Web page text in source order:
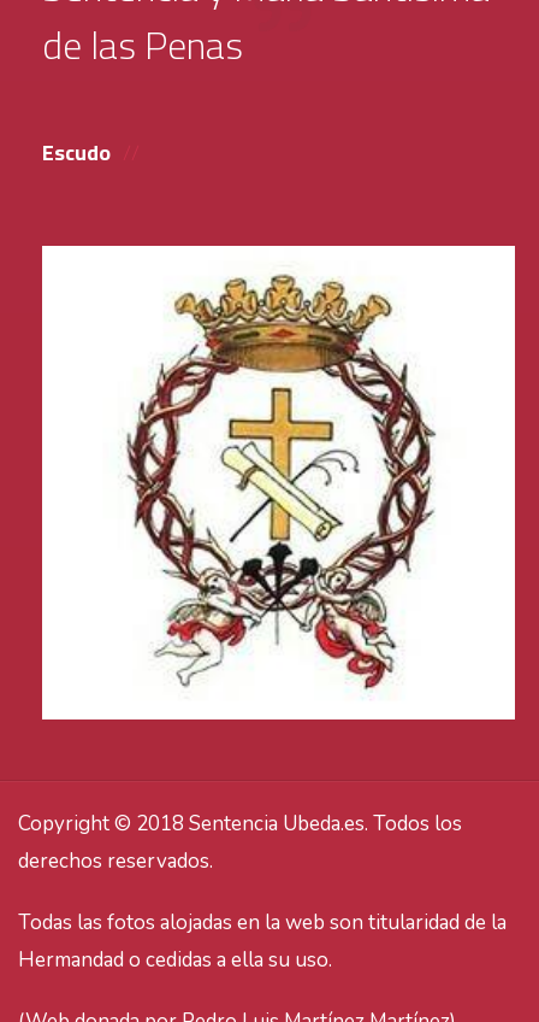
de las Penas
Escudo
Copyright © 2018 Sentencia Ubeda.es. Todos los
derechos reservados.
Todas las fotos alojadas en la web son titularidad de la
Hermandad o cedidas a ella su uso.